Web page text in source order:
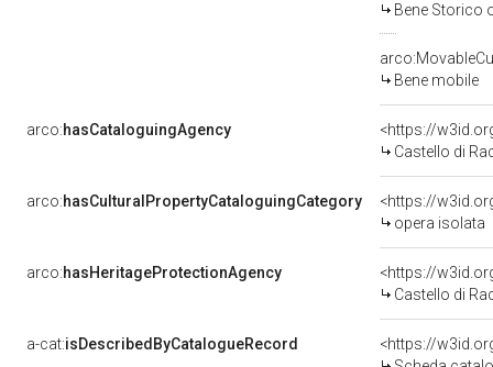
Bene Storico
Bene mobile
arco:hasCataloguingAgency
<https://
Castello di
arco:hasCulturalPropertyCataloguingCategory
<https://
opera isolata
arco:hasHeritageProtectionAgency
<https://
Castello di
a-cat:isDescribedByCatalogueRecord
<https://